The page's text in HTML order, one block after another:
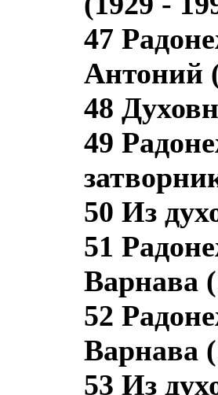
47
Антоний
48
49
50 Из
51
Варнава
52
Варнава
53 Из